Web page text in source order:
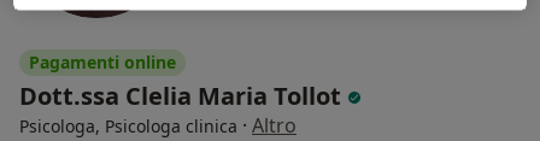
Pagamenti online
Dott.ssa Clelia Maria Tollot
Psicologa, Psicologa clinica · Altro